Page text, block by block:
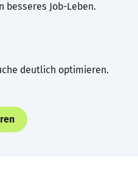
besseres Job-Leben.
deutlich optimieren.